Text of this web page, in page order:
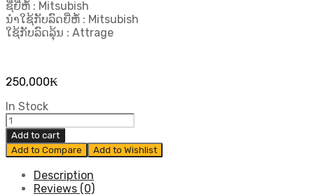
ຊື່ຍີ່ຫໍ້ : Mitsubish
ນຳໃຊ້ກັບລົດຍີ່ຫໍ້ : Mitsubish
ໃຊ້ກັບລົດລຸ້ນ : Attrage
250,000₭
In Stock
ກີບ
ລອກ
ກັນ
ຊົນ
ໜ້າ
Add to cart
Add to Compare
Add to Wishlist
Description
Reviews (0)